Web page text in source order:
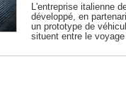
L'entreprise italienne
développé, en
un prototype de
situent entre le